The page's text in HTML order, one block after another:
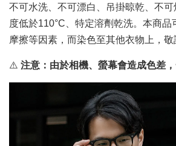
不可水洗、不可漂白、吊掛晾乾、不
度低於110°C、特定溶劑乾洗。本商品
摩擦等因素，而染色至其他衣物上，敬
⚠️ 注意：由於相機、螢幕會造成色差，